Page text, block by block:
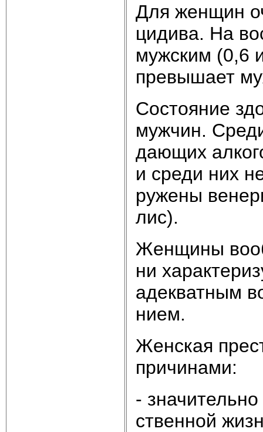
Для жен­щин
ци­ди­ва. На
муж­ским (0,6
пре­вы­ша­ет
Со­стоя­ние
муж­чин.
даю­щих
и сре­ди них
ру­же­ны
лис).
Жен­щи­ны
ни
аде­к­ват­ным
ни­ем.
Жен­ская
при­чи­на­ми:
-
ст­вен­ной